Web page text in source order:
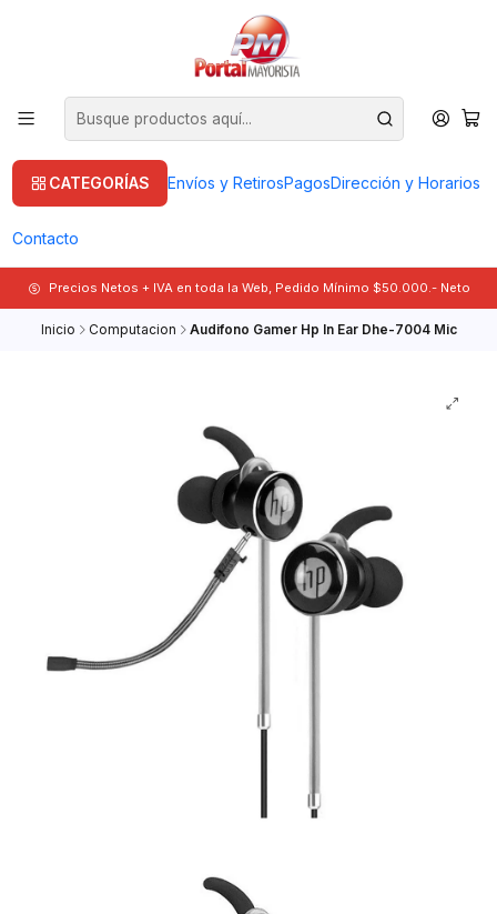
CATEGORÍAS Envíos y RetirosPagosDirección y Horarios
Contacto
Precios Netos + IVA en toda la Web, Pedido Mínimo $50.000.- Neto
Inicio Computacion Audifono Gamer Hp In Ear Dhe-7004 Mic